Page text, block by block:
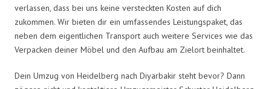
verlassen, dass bei uns keine versteckten Kosten auf dich
zukommen. Wir bieten dir ein umfassendes Leistungspaket, das
neben dem eigentlichen Transport auch weitere Services wie das
Verpacken deiner Möbel und den Aufbau am Zielort beinhaltet.
Dein Umzug von Heidelberg nach Diyarbakir steht bevor? Dann